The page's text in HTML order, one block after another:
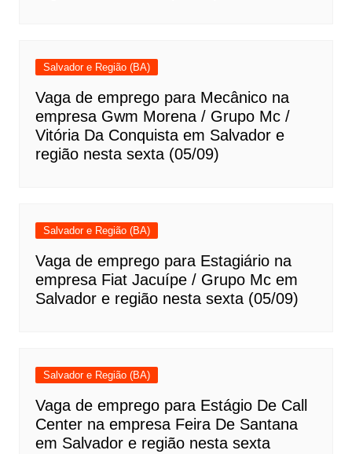
Salvador e Região (BA)
Vaga de emprego para Mecânico na
empresa Gwm Morena / Grupo Mc /
Vitória Da Conquista em Salvador e
região nesta sexta (05/09)
Salvador e Região (BA)
Vaga de emprego para Estagiário na
empresa Fiat Jacuípe / Grupo Mc em
Salvador e região nesta sexta (05/09)
Salvador e Região (BA)
Vaga de emprego para Estágio De Call
Center na empresa Feira De Santana
em Salvador e região nesta sexta